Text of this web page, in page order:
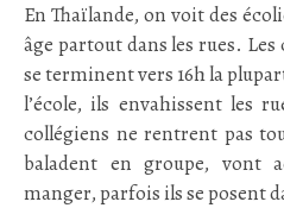
En Thaïlande, on voit des
âge partout dans les rues.
se terminent vers 16h la
l’école, ils envahissent les
collégiens ne rentrent pas
baladent en groupe, vont
manger, parfois ils se posent